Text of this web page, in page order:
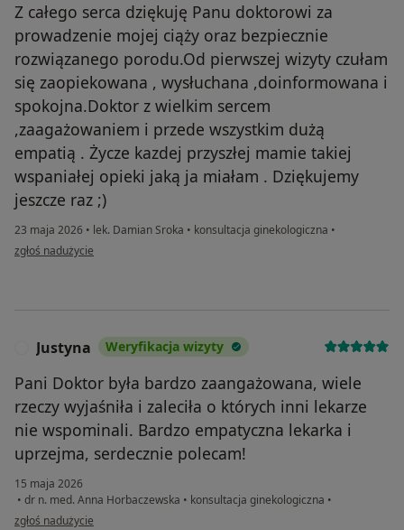
Z całego serca dziękuję Panu doktorowi za
prowadzenie mojej ciąży oraz bezpiecznie
rozwiązanego porodu.Od pierwszej wizyty czułam
się zaopiekowana , wysłuchana ,doinformowana i
spokojna.Doktor z wielkim sercem
,zaagażowaniem i przede wszystkim dużą
empatią . Życze kazdej przyszłej mamie takiej
wspaniałej opieki jaką ja miałam . Dziękujemy
jeszcze raz ;)
23 maja 2026 • lek. Damian Sroka • konsultacja ginekologiczna •
w opinii użytkownika Anna R
zgłoś nadużycie
Justyna Weryfikacja wizyty
Pani Doktor była bardzo zaangażowana, wiele
rzeczy wyjaśniła i zaleciła o których inni lekarze
nie wspominali. Bardzo empatyczna lekarka i
uprzejma, serdecznie polecam!
15 maja 2026
• dr n. med. Anna Horbaczewska • konsultacja ginekologiczna •
w opinii użytkownika Justyna
zgłoś nadużycie